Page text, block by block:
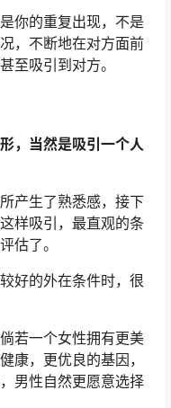
你的重复出现，不是
，不断地在对方面前
至吸引到对方。
，当然是吸引一个人
产生了熟悉感，接下
样吸引，最直观的条
估了。
好的外在条件时，很
若一个女性拥有更美
康，更优良的基因，
男性自然更愿意选择